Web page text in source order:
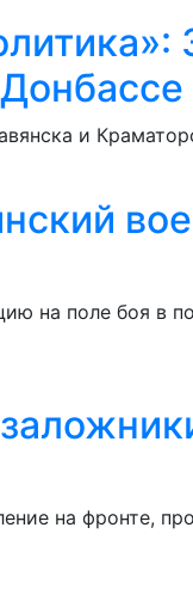
и
на поле боя в
на фронте,